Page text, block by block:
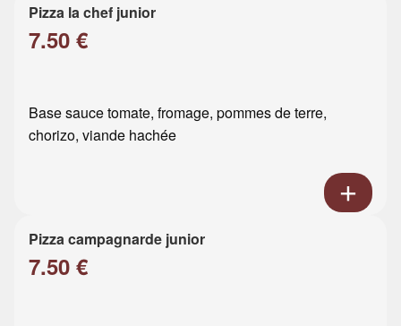
Pizza la chef junior
7.50 €
Base sauce tomate, fromage, pommes de terre,
chorizo, viande hachée
Pizza campagnarde junior
7.50 €